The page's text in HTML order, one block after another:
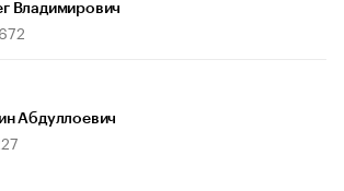
Владимирович
Абдуллоевич